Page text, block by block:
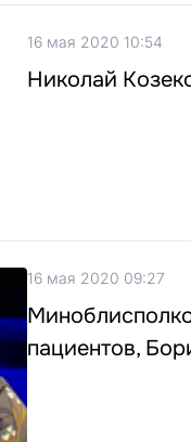
16 мая 2020 10:54
Николай
16 мая 2020 09:27
пациентов,